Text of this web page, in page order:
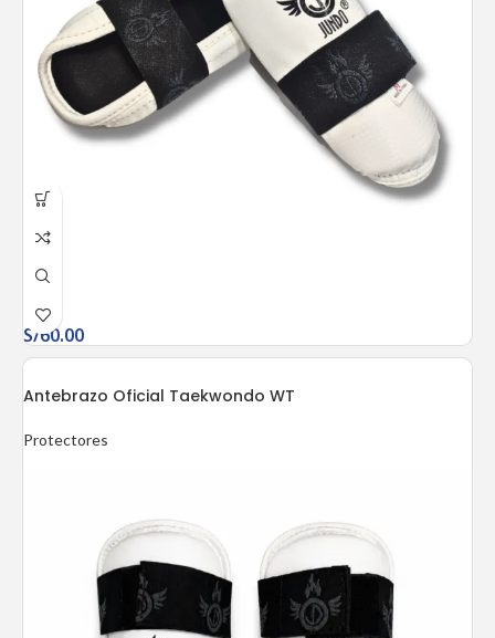
S/60.00
Antebrazo Oficial Taekwondo WT
Protectores